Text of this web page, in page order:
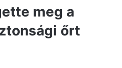
meg a
őrt